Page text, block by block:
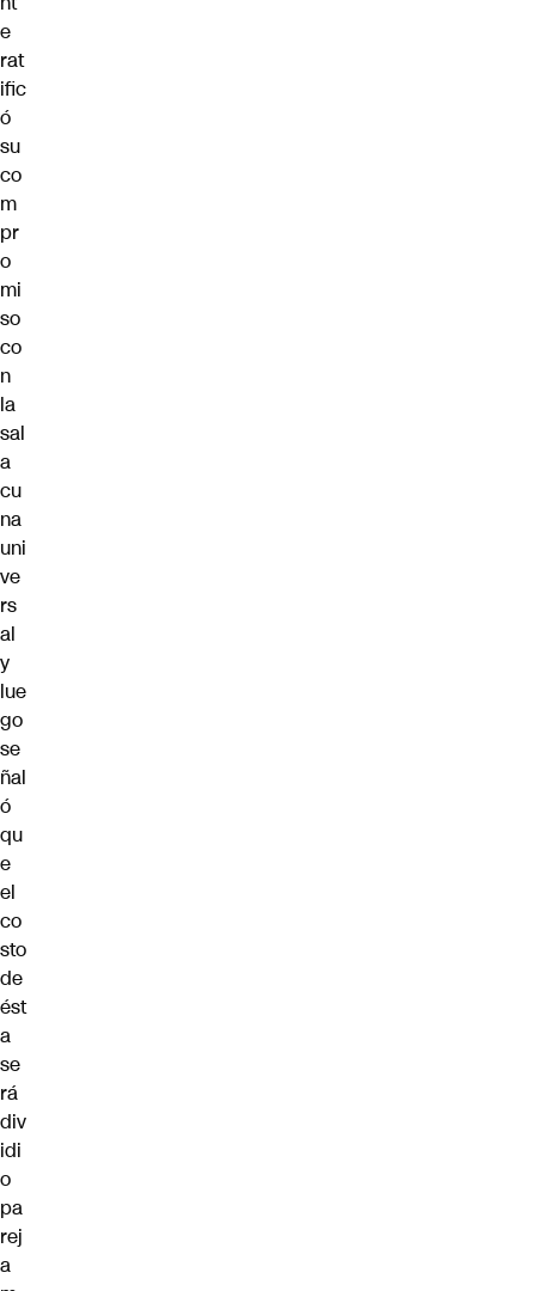
e
rat
ific
ó
su
co
m
pr
o
mi
so
co
n
la
sal
a
cu
na
uni
ve
rs
al
y
lue
go
se
ñal
ó
qu
e
el
co
sto
de
ést
a
se
rá
div
idi
o
pa
rej
a